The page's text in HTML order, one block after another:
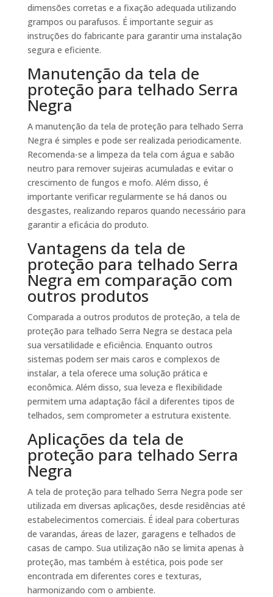
dimensões corretas e a fixação adequada utilizando
grampos ou parafusos. É importante seguir as
instruções do fabricante para garantir uma instalação
segura e eficiente.
Manutenção da tela de
proteção para telhado Serra
Negra
A manutenção da tela de proteção para telhado Serra
Negra é simples e pode ser realizada periodicamente.
Recomenda-se a limpeza da tela com água e sabão
neutro para remover sujeiras acumuladas e evitar o
crescimento de fungos e mofo. Além disso, é
importante verificar regularmente se há danos ou
desgastes, realizando reparos quando necessário para
garantir a eficácia do produto.
Vantagens da tela de
proteção para telhado Serra
Negra em comparação com
outros produtos
Comparada a outros produtos de proteção, a tela de
proteção para telhado Serra Negra se destaca pela
sua versatilidade e eficiência. Enquanto outros
sistemas podem ser mais caros e complexos de
instalar, a tela oferece uma solução prática e
econômica. Além disso, sua leveza e flexibilidade
permitem uma adaptação fácil a diferentes tipos de
telhados, sem comprometer a estrutura existente.
Aplicações da tela de
proteção para telhado Serra
Negra
A tela de proteção para telhado Serra Negra pode ser
utilizada em diversas aplicações, desde residências até
estabelecimentos comerciais. É ideal para coberturas
de varandas, áreas de lazer, garagens e telhados de
casas de campo. Sua utilização não se limita apenas à
proteção, mas também à estética, pois pode ser
encontrada em diferentes cores e texturas,
harmonizando com o ambiente.